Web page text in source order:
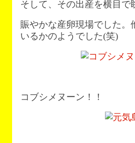
そして、その出産を横目
賑やかな産卵現場でした
いるかのようでした(笑)
コブシメヌーン！！